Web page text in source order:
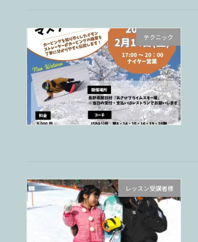
テクニック
レッスン受講者様